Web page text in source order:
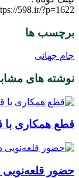
598.ir/?p=1622
برچسب ها
جام جهانی
نوشته های
قطع همکاری با
حضور قلعه‌نویی در جام